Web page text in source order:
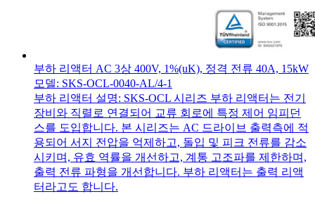
부하 리액터 AC 3상 400V, 1%(uK), 정격 전류 40A, 15kW
모델: SKS-OCL-0040-AL/4-1
부하 리액터 설명: SKS-OCL 시리즈 부하 리액터는 전기
장비와 직렬로 연결되어 교류 회로에 특정 제어 임피던
스를 도입합니다. 본 시리즈는 AC 드라이브 출력측에 적
용되어 서지 전압을 억제하고, 돌입 및 피크 전류를 감소
시키며, 유효 역률을 개선하고, 계통 고조파를 제한하며,
출력 전류 파형을 개선합니다. 부하 리액터는 출력 리액
터라고도 합니다.